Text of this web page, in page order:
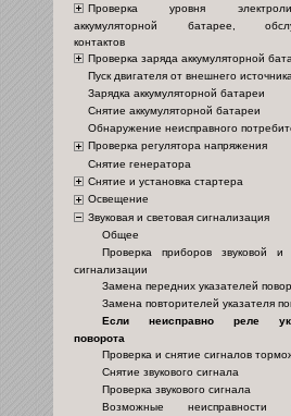
Проверка уровня
аккумуляторной батарее,
контактов
Проверка заряда аккумуляторной
Пуск двигателя от внешнего
Зарядка аккумуляторной батареи
Снятие аккумуляторной батареи
Обнаружение неисправного
Проверка регулятора напряжения
Снятие генератора
Снятие и установка стартера
Освещение
Звуковая и световая сигнализация
Общее
Проверка приборов звуковой и
сигнализации
Замена передних указателей
Замена повторителей указателя
Если неисправно реле
поворота
Проверка и снятие сигналов
Снятие звукового сигнала
Проверка звукового сигнала
Возможные неисправности